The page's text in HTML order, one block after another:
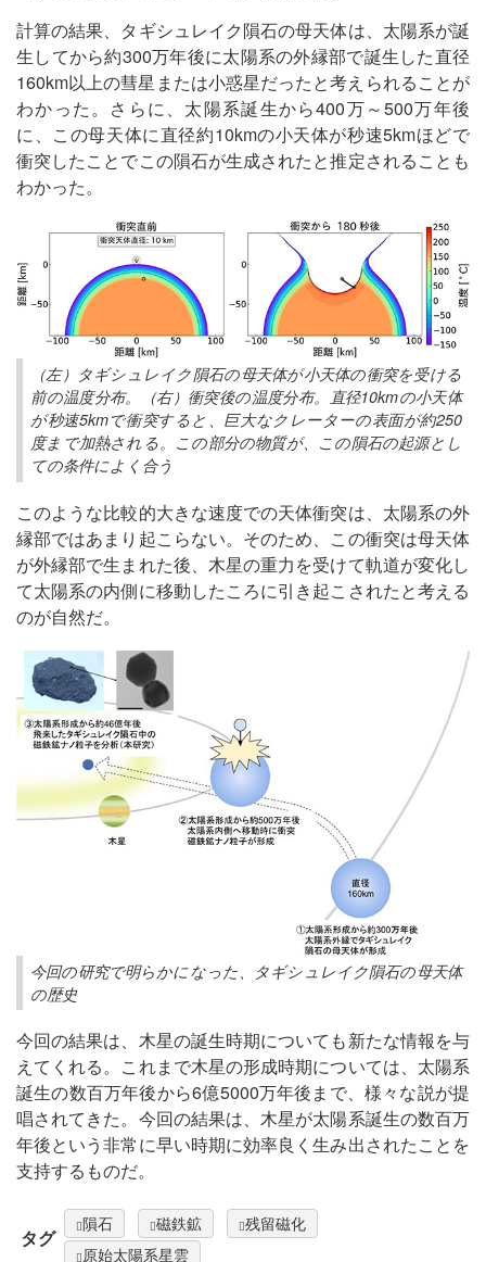
計算の結果、タギシュレイク隕石の母天体は、太陽系が誕
生してから約300万年後に太陽系の外縁部で誕生した直径
160km以上の彗星または小惑星だったと考えられることが
わかった。さらに、太陽系誕生から400万～500万年後
に、この母天体に直径約10kmの小天体が秒速5kmほどで
衝突したことでこの隕石が生成されたと推定されることも
わかった。
（左）タギシュレイク隕石の母天体が小天体の衝突を受ける
前の温度分布。（右）衝突後の温度分布。直径10kmの小天体
が秒速5kmで衝突すると、巨大なクレーターの表面が約250
度まで加熱される。この部分の物質が、この隕石の起源とし
ての条件によく合う
このような比較的大きな速度での天体衝突は、太陽系の外
縁部ではあまり起こらない。そのため、この衝突は母天体
が外縁部で生まれた後、木星の重力を受けて軌道が変化し
て太陽系の内側に移動したころに引き起こされたと考える
のが自然だ。
今回の研究で明らかになった、タギシュレイク隕石の母天体
の歴史
今回の結果は、木星の誕生時期についても新たな情報を与
えてくれる。これまで木星の形成時期については、太陽系
誕生の数百万年後から6億5000万年後まで、様々な説が提
唱されてきた。今回の結果は、木星が太陽系誕生の数百万
年後という非常に早い時期に効率良く生み出されたことを
支持するものだ。
タグ
隕石 磁鉄鉱
残留磁化
原始太陽系星雲